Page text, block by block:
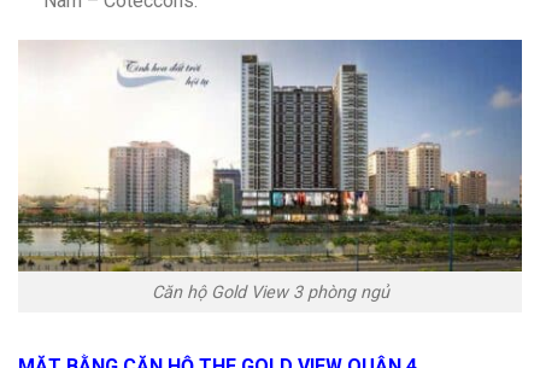
Căn hộ Gold View 3 phòng ngủ